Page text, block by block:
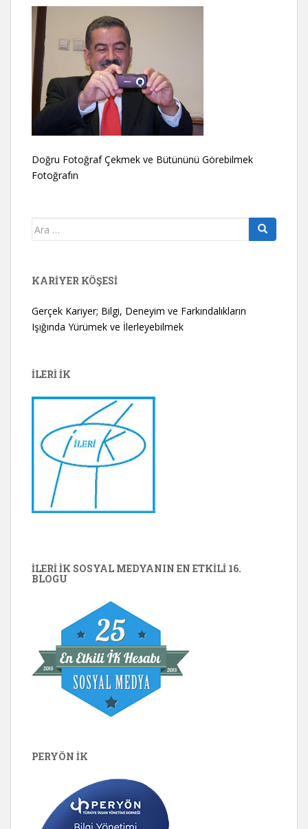
Doğru Fotoğraf Çekmek ve Bütününü Görebilmek
Fotoğrafın
Arama
KARIYER KÖŞESI
Gerçek Kariyer; Bilgi, Deneyim ve Farkındalıkların
Işığında Yürümek ve İlerleyebilmek
İLERİ İK
İLERİ İK SOSYAL MEDYANIN EN ETKILI 16.
BLOGU
PERYÖN İK